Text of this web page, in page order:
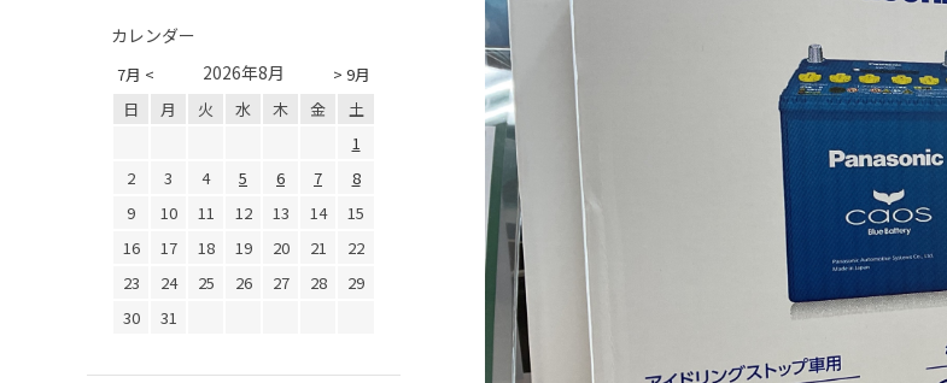
カレンダー
7月 < > 9月
2026年8月
日 月 火 水 木 金
土
1
2
3 4 5 6 7
8
9
10 11 12 13 14
15
16
17 18 19 20 21
22
23
24 25 26 27 28
29
30
31